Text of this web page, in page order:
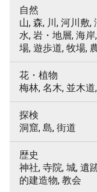
自然
山, 森, 川, 河川敷,
水, 岩・地層, 海
場, 遊歩道, 牧場,
花・植物
梅林, 名木, 並木
探検
洞窟, 島, 街道
歴史
神社, 寺院, 城, 遺
的建造物, 教会